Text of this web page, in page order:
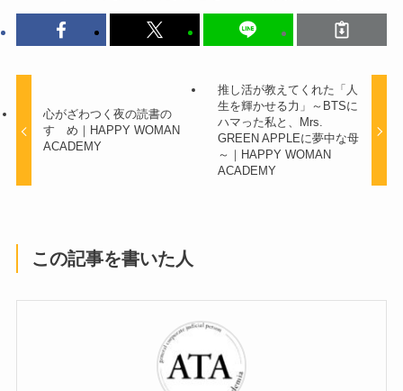
心がざわつく夜の読書の
すゝめ｜HAPPY WOMAN
ACADEMY
推し活が教えてくれた「人
生を輝かせる力」～BTSに
ハマった私と、Mrs.
GREEN APPLEに夢中な母
～｜HAPPY WOMAN
ACADEMY
この記事を書いた人